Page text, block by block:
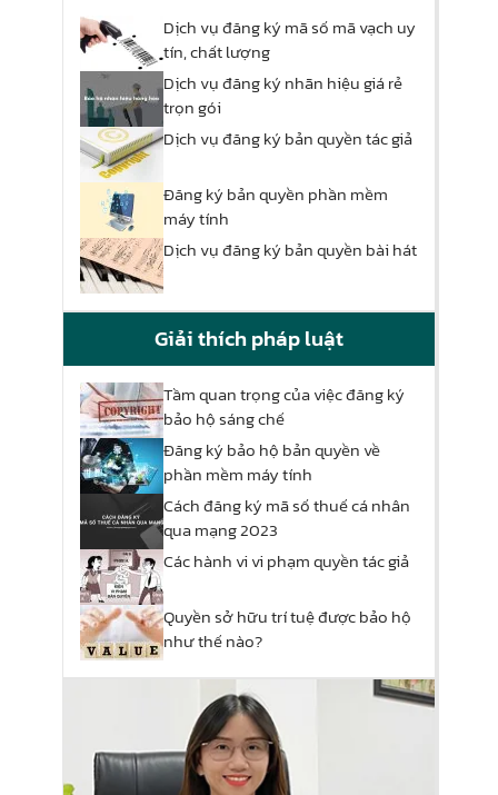
Dịch vụ đăng ký mã số mã vạch uy
tín, chất lượng
Dịch vụ đăng ký nhãn hiệu giá rẻ
trọn gói
Dịch vụ đăng ký bản quyền tác giả
Đăng ký bản quyền phần mềm
máy tính
Dịch vụ đăng ký bản quyền bài hát
Giải thích pháp luật
Tầm quan trọng của việc đăng ký
bảo hộ sáng chế
Đăng ký bảo hộ bản quyền về
phần mềm máy tính
Cách đăng ký mã số thuế cá nhân
qua mạng 2023
Các hành vi vi phạm quyền tác giả
Quyền sở hữu trí tuệ được bảo hộ
như thế nào?